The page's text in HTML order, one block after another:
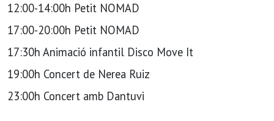
12:00-14:00h Petit NOMAD
17:00-20:00h Petit NOMAD
17:30h Animació infantil Disco Move It
19:00h Concert de Nerea Ruiz
23:00h Concert amb Dantuvi